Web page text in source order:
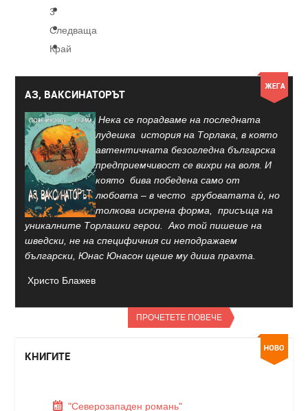
3
Следваща
Край
АЗ, ВАКСИНАТОРЪТ
Нека се порадваме на последната
лудешка история на Торлака, в която
автентичната безогледна българска
предприемчивост се вихри на воля. И
която бива победена само от
любовта – в често грубоватата ѝ, но
толкова искрена форма, присъща на
уникалните Торлашки герои. Ако той пишеше на
шведски, не на специфичния си неподражаем
български, Юнас Юнасон щеше му диша прахта.
Христо Блажев
ПРОЧЕТЕТЕ ПОВЕЧЕ
КНИГИТЕ
"Северозападен романь"